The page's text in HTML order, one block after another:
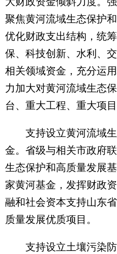
聚焦黄河流域生态保护
优化财政支出结构，统
保、科技创新、水利、
相关领域资金，充分运
力加大对黄河流域生态
台、重大工程、重大项目
支持设立黄河流域生
金。省级与相关市政府
生态保护和高质量发展
家黄河基金，发挥财政
融和社会资本支持山东
质量发展优质项目。
支持设立土壤污染防